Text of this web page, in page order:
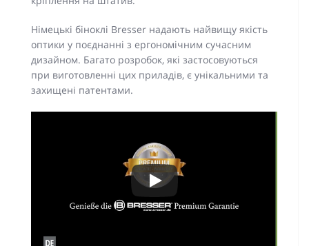
Німецькі біноклі Bresser надають найвищу якість
оптики у поєднанні з ергономічним сучасним
дизайном. Багато розробок, які застосовуються
при виготовленні цих приладів, є унікальними та
захищені патентами.